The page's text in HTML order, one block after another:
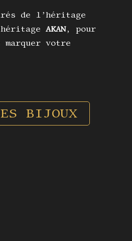
de l’héritage
AKAN, pour
votre
BIJOUX